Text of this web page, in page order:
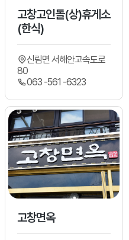
고창고인돌(상)휴게소
(한식)
신림면 서해안고속도로
80
063 -561 -6323
고창면옥